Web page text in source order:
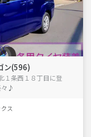
ン(596)
１条西１８丁目に登
々♪
ス